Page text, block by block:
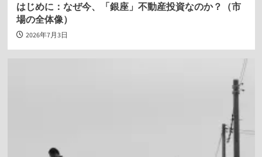
はじめに：なぜ今、「銀座」不動産投資なのか？（市
場の全体像）
2026年7月3日